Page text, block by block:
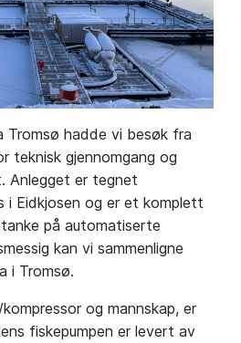
hadde vi besøk fra
teknisk gjennomgang og
Anlegget er tegnet
i Eidkjosen og er et komplett
på automatiserte
kan vi sammenligne
i Tromsø.
og mannskap, er
fiskepumpen er levert av